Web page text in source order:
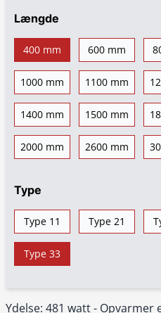
Ydelse: 481 watt - Opvarmer
Længde
400 mm 600 mm
1000 mm 1100 mm
1400 mm 1500 mm
2000 mm 2600 mm
Type
Type 11 Type 21
Type 33